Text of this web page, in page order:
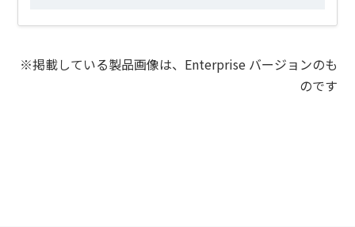
※掲載している製品画像は、Enterprise バージョンのも
のです